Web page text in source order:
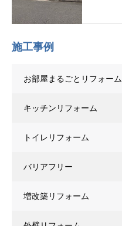
施工事例
お部屋まるごとリフォーム
キッチンリフォーム
トイレリフォーム
バリアフリー
増改築リフォーム